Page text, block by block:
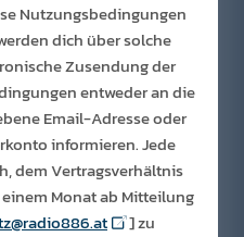
Nutzungsbedingungen
dich über solche
Zusendung der
entweder an die
Email-Adresse oder
informieren. Jede
dem Vertragsverhältnis
Monat ab Mitteilung
] zu